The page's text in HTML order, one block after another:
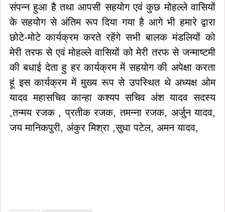
संपन्न हुआ है तथा आपसी सहयोग एवं कुछ मोहल्ले वासियों
के सहयोग से अंतिम रूप दिया गया है आगे भी हमारे द्वारा
छोटे-मोटे कार्यक्रम करते रहेंगे सभी बालक मंडलियों को
मेरी तरफ से एवं मोहल्ले वासियों को मेरी तरफ से जन्माष्टमी
की बधाई देता हु हर कार्यक्रम में सहयोग की अपेक्षा करता
हूं इस कार्यक्रम में मुख्य रूप से उपस्थित थे अध्यक्ष ओम
यादव महासचिव कान्हा कश्यप सचिव अंश यादव सदस्य
,तन्मय रजक , प्रतीक रजक, तमन्ना रजक, अर्जुन यादव,
जय मानिकपुरी, अंकुर मिश्रा ,सुधा पटेल, अमन यादव,